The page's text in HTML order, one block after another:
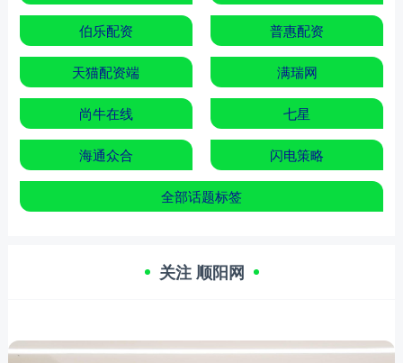
伯乐配资 普惠配资
天猫配资端 满瑞网
尚牛在线 七星
海通众合 闪电策略
全部话题标签
关注 顺阳网